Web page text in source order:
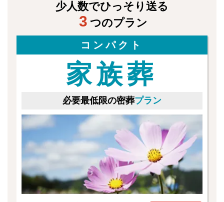
少人数でひっそり送る
3 つのプラン
コンパクト
家族葬
必要最低限の密葬プラン